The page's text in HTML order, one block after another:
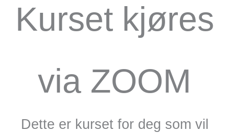
Kurset kjøres
via ZOOM
Dette er kurset for deg som vil